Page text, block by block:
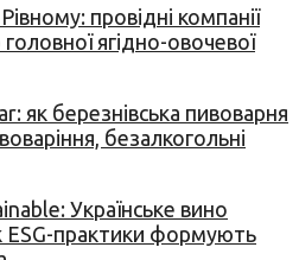
провідні компанії
ягідно-овочевої
як березнівська пивоварня
безалкогольні
Українське вино
ESG-практики формують